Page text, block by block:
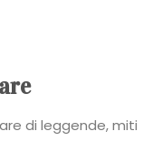
di leggende, miti